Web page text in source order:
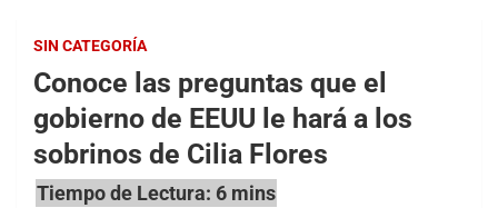
SIN CATEGORÍA
Conoce las preguntas que el
gobierno de EEUU le hará a los
sobrinos de Cilia Flores